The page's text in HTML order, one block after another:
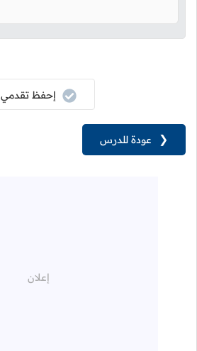
إحفظ تقدمي
❮ عودة للدرس